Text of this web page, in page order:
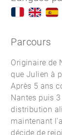
Parcours
Originaire de
que Julien à
Après 5 ans
Nantes puis
distribution
maintenant l'
décide de